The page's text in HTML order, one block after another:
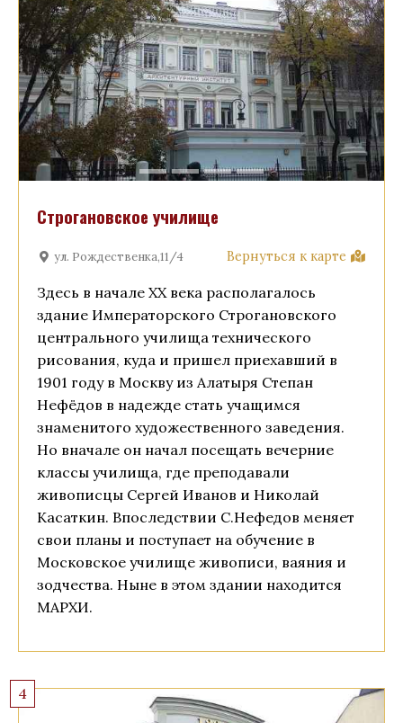
Строгановское училище
ул. Рождественка,11/4 Вернуться к карте
Здесь в начале ХХ века располагалось
здание Императорского Строгановского
центрального училища технического
рисования, куда и пришел приехавший в
1901 году в Москву из Алатыря Степан
Нефёдов в надежде стать учащимся
знаменитого художественного заведения.
Но вначале он начал посещать вечерние
классы училища, где преподавали
живописцы Сергей Иванов и Николай
Касаткин. Впоследствии С.Нефедов меняет
свои планы и поступает на обучение в
Московское училище живописи, ваяния и
зодчества. Ныне в этом здании находится
МАРХИ.
4